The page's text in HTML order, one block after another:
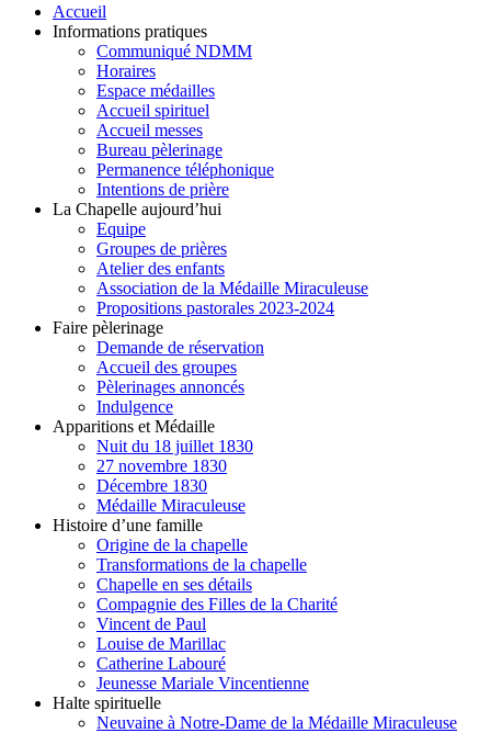
Accueil
Informations pratiques
Communiqué NDMM
Horaires
Espace médailles
Accueil spirituel
Accueil messes
Bureau pèlerinage
Permanence téléphonique
Intentions de prière
La Chapelle aujourd’hui
Equipe
Groupes de prières
Atelier des enfants
Association de la Médaille Miraculeuse
Propositions pastorales 2023-2024
Faire pèlerinage
Demande de réservation
Accueil des groupes
Pèlerinages annoncés
Indulgence
Apparitions et Médaille
Nuit du 18 juillet 1830
27 novembre 1830
Décembre 1830
Médaille Miraculeuse
Histoire d’une famille
Origine de la chapelle
Transformations de la chapelle
Chapelle en ses détails
Compagnie des Filles de la Charité
Vincent de Paul
Louise de Marillac
Catherine Labouré
Jeunesse Mariale Vincentienne
Halte spirituelle
Neuvaine à Notre-Dame de la Médaille Miraculeuse